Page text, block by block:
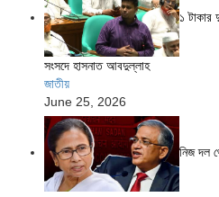
১ টাকার
সংসদে হাসনাত আবদুল্লাহ
জাতীয়
June 25, 2026
নিজ দল